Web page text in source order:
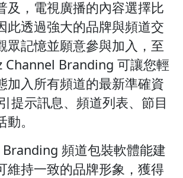
及，電視廣播的內容選擇比
此透過強大的品牌與頻道交
眾記憶並願意參與加入，至
Channel Branding 可讓您輕
加入所有頻道的最新準確資
提示訊息、頻道列表、節目
。
頻道包裝軟體能建
維持一致的品牌形象，獲得